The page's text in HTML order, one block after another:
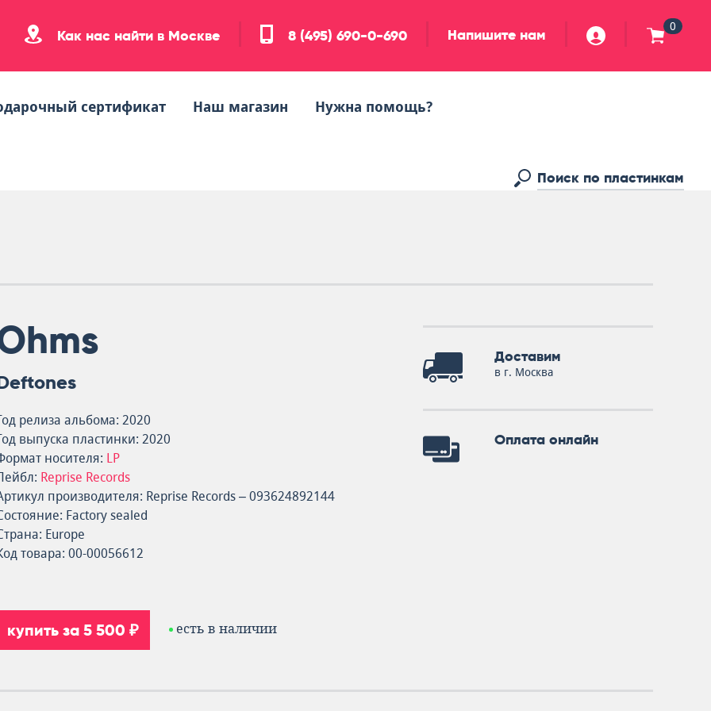
Как нас найти в Москве 8 (495) 690-0-690 Напишите нам 0
сертификат Наш магазин Нужна помощь?
релиза альбома: 2020
выпуска пластинки: 2020
носителя: LP
Reprise Records
производителя: Reprise Records – 093624892144
Factory sealed
Europe
товара: 00-00056612
купить за 5 500 ₽ есть в наличии
Доставим
в г. Москва
Оплата онлайн